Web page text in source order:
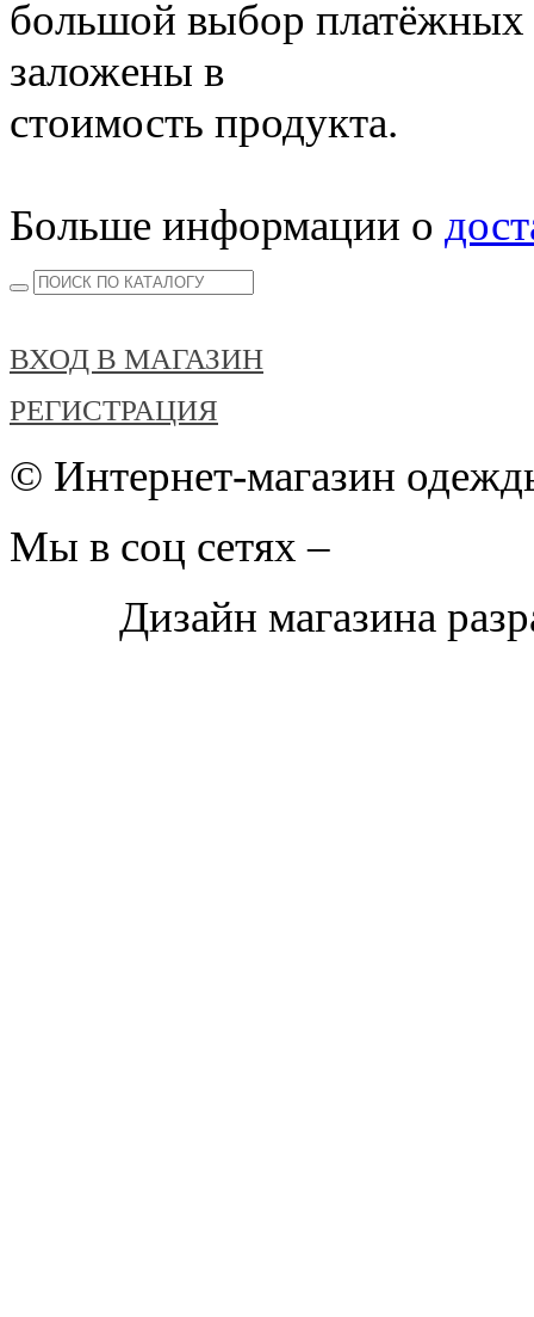
большой выбор
заложены в
стоимость продукта.
Больше информации о
ВХОД В МАГАЗИН
РЕГИСТРАЦИЯ
© Интернет-магазин
Мы в соц сетях –
Дизайн магазина